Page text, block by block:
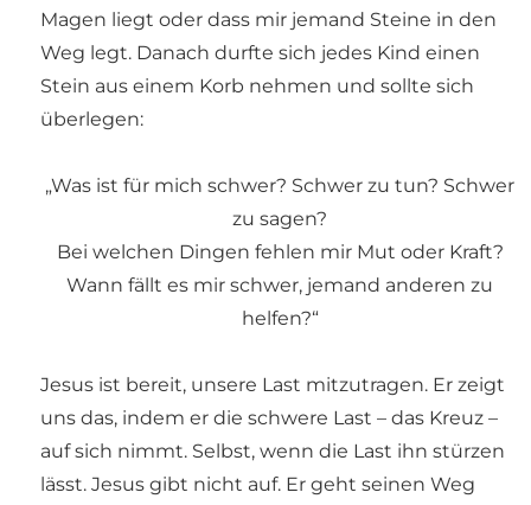
Magen liegt oder dass mir jemand Steine in den
Weg legt. Danach durfte sich jedes Kind einen
Stein aus einem Korb nehmen und sollte sich
überlegen:
„Was ist für mich schwer? Schwer zu tun? Schwer
zu sagen?
Bei welchen Dingen fehlen mir Mut oder Kraft?
Wann fällt es mir schwer, jemand anderen zu
helfen?“
Jesus ist bereit, unsere Last mitzutragen. Er zeigt
uns das, indem er die schwere Last – das Kreuz –
auf sich nimmt. Selbst, wenn die Last ihn stürzen
lässt. Jesus gibt nicht auf. Er geht seinen Weg